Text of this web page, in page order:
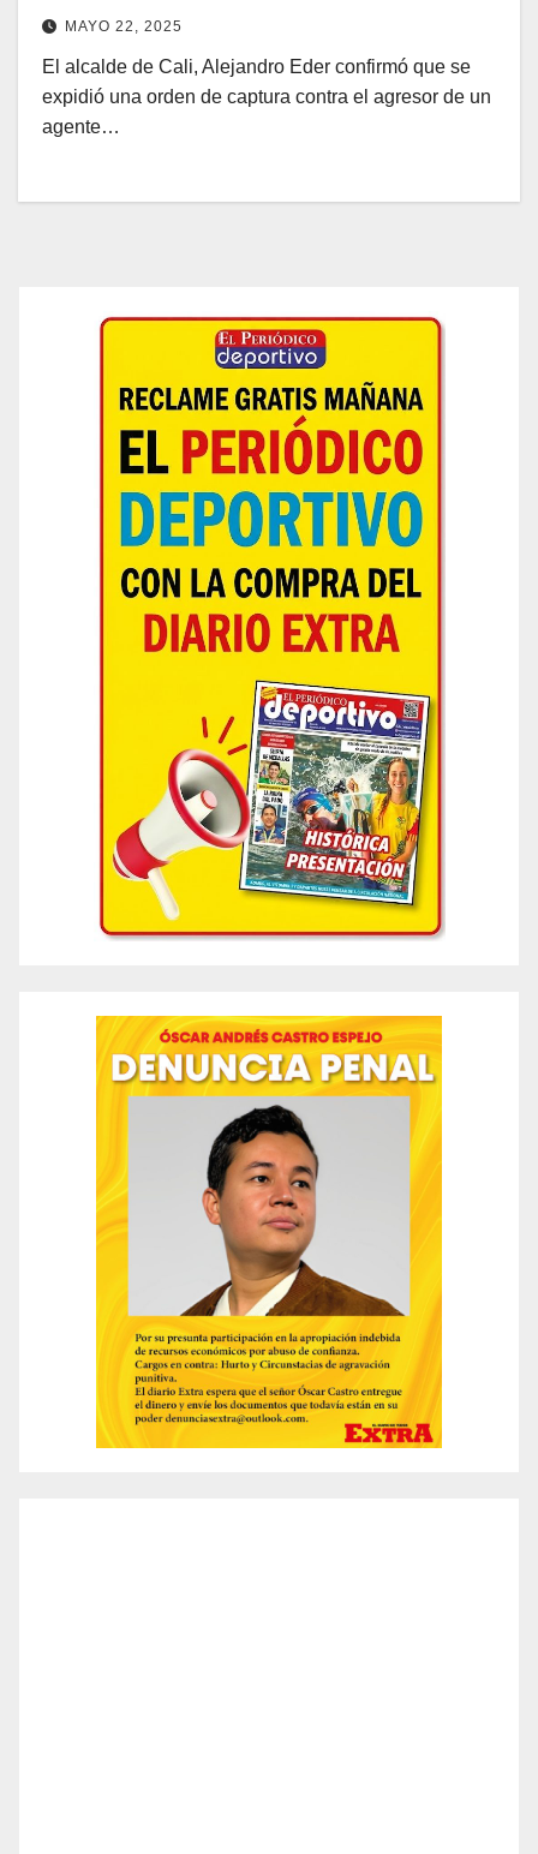
MAYO 22, 2025
El alcalde de Cali, Alejandro Eder confirmó que se
expidió una orden de captura contra el agresor de un
agente…